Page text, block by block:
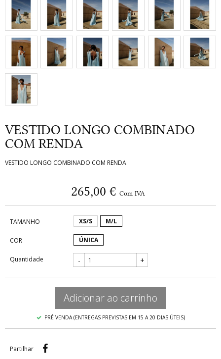
VESTIDO LONGO COMBINADO
COM RENDA
VESTIDO LONGO COMBINADO COM RENDA
265,00 € Com IVA
TAMANHO XS/S M/L
COR ÚNICA
Quantidade - +
Adicionar ao carrinho
PRÉ VENDA (ENTREGAS PREVISTAS EM 15 A 20 DIAS ÚTEIS)
Partilhar